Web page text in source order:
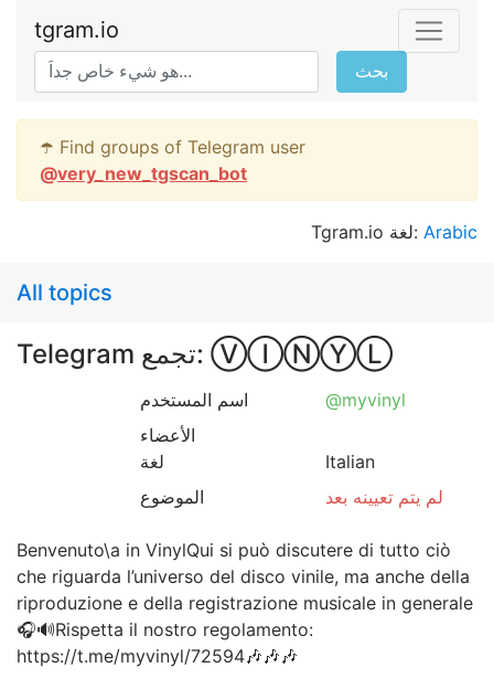
tgram.io
بحث
☂️ Find groups of Telegram user
@very_new_tgscan_bot
Tgram.io لغة: Arabic
All topics
Telegram تجمع: ⓋⒾⓃⓎⓁ
اسم المستخدم
@myvinyl
الأعضاء
لغة
Italian
الموضوع
لم يتم تعيينه بعد
Benvenuto\a in VinylQui si può discutere di tutto ciò
che riguarda l’universo del disco vinile, ma anche della
riproduzione e della registrazione musicale in generale
🎧🔊Rispetta il nostro regolamento:
https://t.me/myvinyl/72594🎶🎶🎶